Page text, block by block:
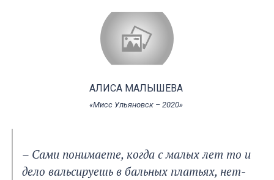
АЛИСА МАЛЫШЕВА
«Мисс Ульяновск – 2020»
– Сами понимаете, когда с малых лет то и
дело вальсируешь в бальных платьях, нет-